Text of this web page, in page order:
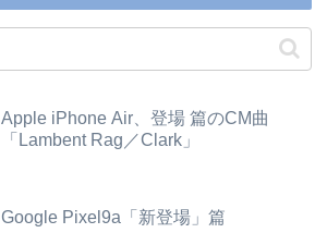
Apple iPhone Air、登場 篇のCM曲
「Lambent Rag／Clark」
Google Pixel9a「新登場」篇